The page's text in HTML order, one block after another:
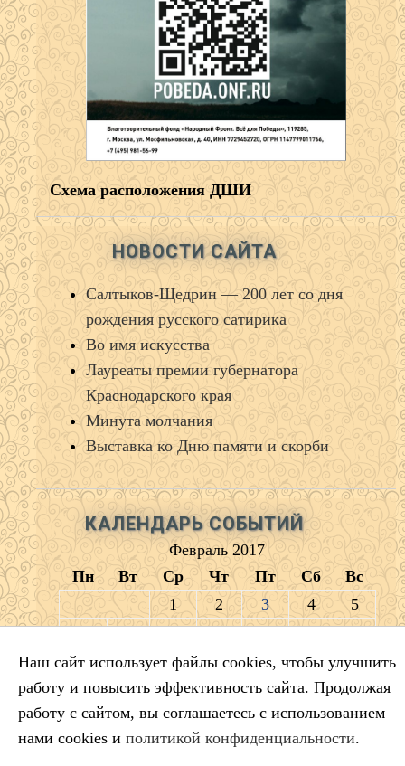
Схема расположения ДШИ
НОВОСТИ САЙТА
Салтыков‑Щедрин — 200 лет со дня
рождения русского сатирика
Во имя искусства
Лауреаты премии губернатора
Краснодарского края
Минута молчания
Выставка ко Дню памяти и скорби
КАЛЕНДАРЬ СОБЫТИЙ
Февраль 2017
Пн
Вт Ср Чт Пт Сб
Вс
1
2 3 4
5
6
7 8 9 10 11
12
13
14 15 16 17 18
19
20
21 22 23 24 25
26
27
28
« Янв
Мар »
Наш сайт использует файлы cookies, чтобы улучшить
работу и повысить эффективность сайта. Продолжая
работу с сайтом, вы соглашаетесь с использованием
нами cookies и политикой конфиденциальности.